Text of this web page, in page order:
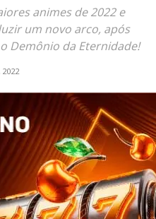
animes de 2022 e
um novo arco, após
Demônio da Eternidade!